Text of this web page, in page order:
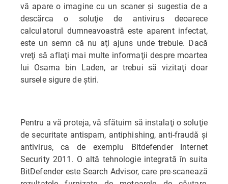
vă apare o imagine cu un scaner şi sugestia de a
descărca o soluţie de antivirus deoarece
calculatorul dumneavoastră este aparent infectat,
este un semn că nu aţi ajuns unde trebuie. Dacă
vreţi să aflaţi mai multe informaţii despre moartea
lui Osama bin Laden, ar trebui să vizitaţi doar
sursele sigure de ştiri.
Pentru a vă proteja, vă sfătuim să instalaţi o soluţie
de securitate antispam, antiphishing, anti-fraudă şi
antivirus, ca de exemplu Bitdefender Internet
Security 2011. O altă tehnologie integrată în suita
BitDefender este Search Advisor, care pre-scanează